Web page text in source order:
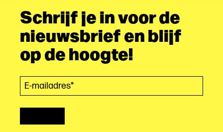
Schrijf je in voor de
nieuwsbrief en blijf
op de hoogte!